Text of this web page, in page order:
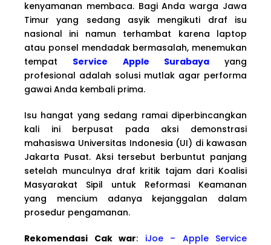
kenyamanan membaca. Bagi Anda warga Jawa
Timur yang sedang asyik mengikuti draf isu
nasional ini namun terhambat karena laptop
atau ponsel mendadak bermasalah, menemukan
tempat Service Apple Surabayayang
profesional adalah solusi mutlak agar performa
gawai Anda kembali prima.
Isu hangat yang sedang ramai diperbincangkan
kali ini berpusat pada aksi demonstrasi
mahasiswa Universitas Indonesia (UI) di kawasan
Jakarta Pusat. Aksi tersebut berbuntut panjang
setelah munculnya draf kritik tajam dari Koalisi
Masyarakat Sipil untuk Reformasi Keamanan
yang mencium adanya kejanggalan dalam
prosedur pengamanan.
Rekomendasi Cak war: iJoe – Apple Service